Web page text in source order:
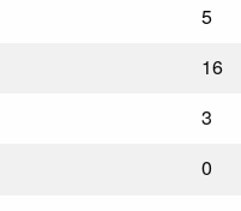
5
16
3
0